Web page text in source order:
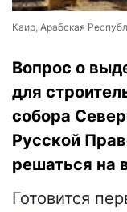
Каир, Арабская
Вопрос о
для
собора
Русской
решаться на
Готовится